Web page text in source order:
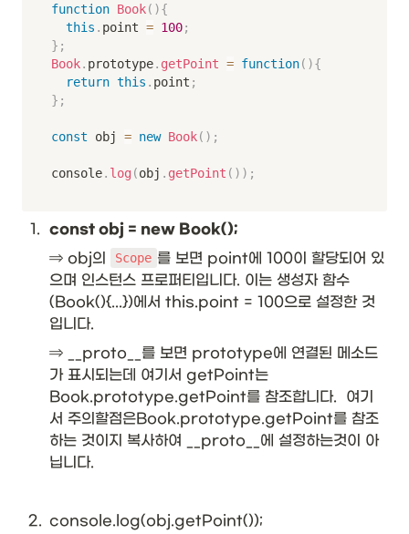
function Book( ){
this . point = 100;
} ;
Book. prototype. getPoint = function( ){
return this . point ;
} ;
const obj = new Book( ) ;
console. log (obj . getPoint ( ) ) ;
1. const obj = new Book();
⇒ obj의 Scope 를 보면 point에 100이 할당되어 있
으며 인스턴스 프로퍼티입니다. 이는 생성자 함수
(Book(){...})에서 this.point = 100으로 설정한 것
입니다.
⇒ __proto__를 보면 prototype에 연결된 메소드
가 표시되는데 여기서 getPoint는
Book.prototype.getPoint를 참조합니다.  여기
서 주의할점은Book.prototype.getPoint를 참조
하는 것이지 복사하여 __proto__에 설정하는것이 아
닙니다.
2. console.log(obj.getPoint());